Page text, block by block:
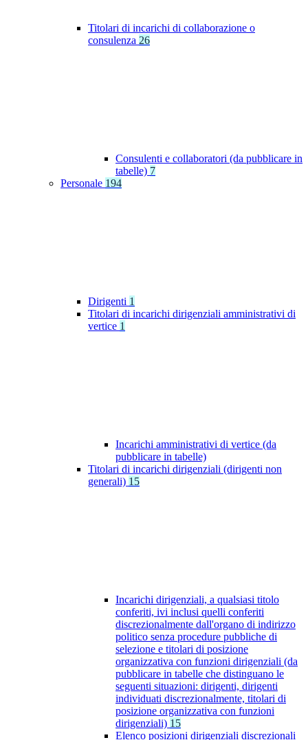
Titolari di incarichi di collaborazione o
consulenza 26
Consulenti e collaboratori (da pubblicare in
tabelle) 7
Personale 194
Dirigenti 1
Titolari di incarichi dirigenziali amministrativi di
vertice 1
Incarichi amministrativi di vertice (da
pubblicare in tabelle)
Titolari di incarichi dirigenziali (dirigenti non
generali) 15
Incarichi dirigenziali, a qualsiasi titolo
conferiti, ivi inclusi quelli conferiti
discrezionalmente dall'organo di indirizzo
politico senza procedure pubbliche di
selezione e titolari di posizione
organizzativa con funzioni dirigenziali (da
pubblicare in tabelle che distinguano le
seguenti situazioni: dirigenti, dirigenti
individuati discrezionalmente, titolari di
posizione organizzativa con funzioni
dirigenziali) 15
Elenco posizioni dirigenziali discrezionali